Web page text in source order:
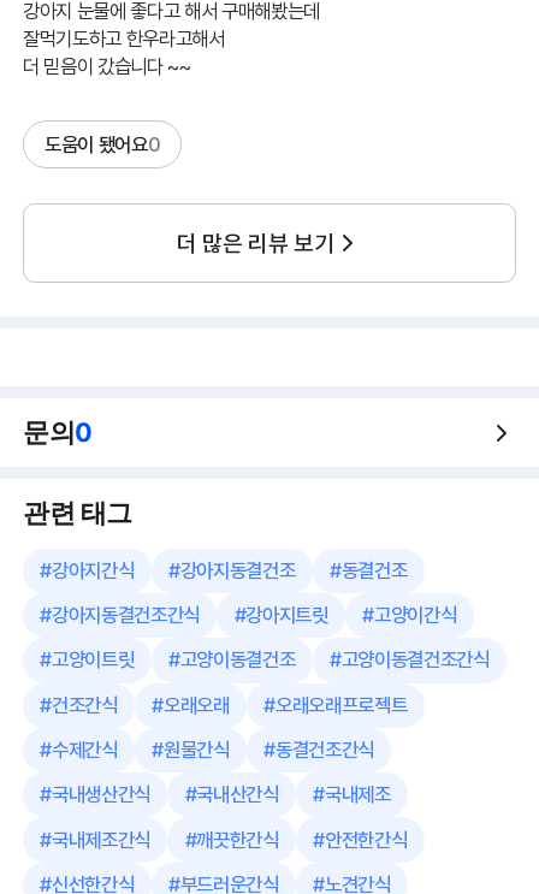
강아지 눈물에 좋다고 해서 구매해봤는데
잘먹기도하고 한우라고해서
더 믿음이 갔습니다 ~~
도움이 됐어요0
더 많은 리뷰 보기
문의0
관련 태그
#강아지간식 #강아지동결건조 #동결건조
#강아지동결건조간식 #강아지트릿 #고양이간식
#고양이트릿 #고양이동결건조 #고양이동결건조간식
#건조간식 #오래오래 #오래오래프로젝트
#수제간식 #원물간식 #동결건조간식
#국내생산간식 #국내산간식 #국내제조
#국내제조간식 #깨끗한간식 #안전한간식
#신선한간식 #부드러운간식 #노견간식